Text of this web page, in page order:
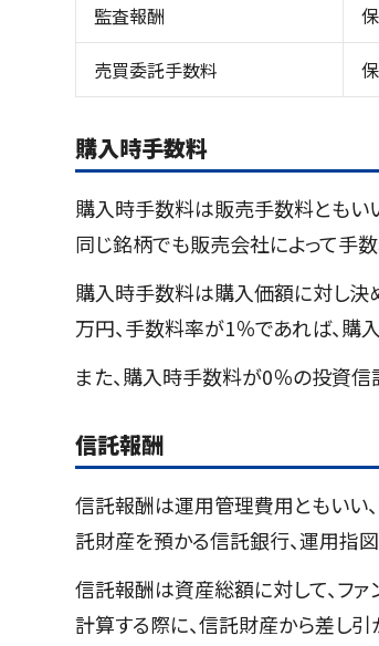
監査報酬
売買委託手数料
購入時手数料
購入時手数料は販売手数料ともい
同じ銘柄でも販売会社によって手
購入時手数料は購入価額に対し決
万円、手数料率が1％であれば、購
また、購入時手数料が0％の投資信
信託報酬
信託報酬は運用管理費用ともいい
託財産を預かる信託銀行、運用指
信託報酬は資産総額に対して、フ
計算する際に、信託財産から差し